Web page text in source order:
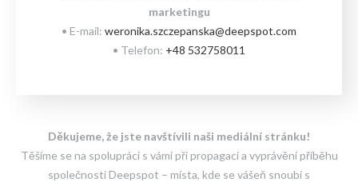
marketingu
• E-mail: weronika.szczepanska@deepspot.com
• Telefon: +48 532758011
Děkujeme, že jste navštívili naši mediální stránku!
Těšíme se na spolupráci s vámi při propagaci a vyprávění příběhu
společnosti Deepspot – místa, kde se vášeň snoubí s